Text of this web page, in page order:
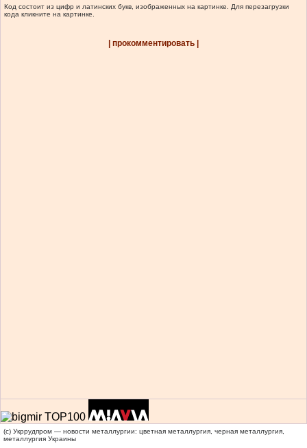
Код состоит из цифр и латинских букв, изображенных на картинке. Для перезагрузки
кода кликните на картинке.
| прокомментировать |
(c) Укррудпром — новости металлургии: цветная металлургия, черная металлургия,
металлургия Украины